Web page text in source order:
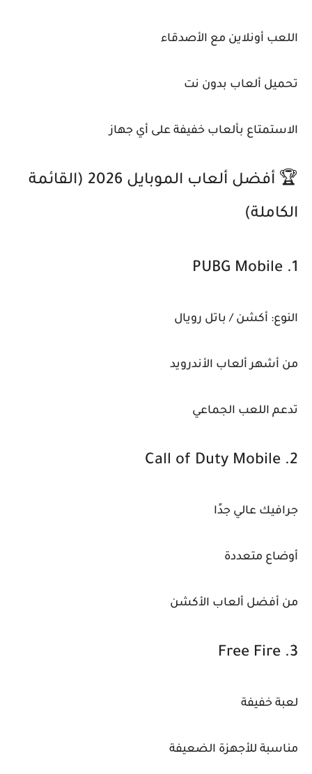
اللعب أونلاين مع الأصدقاء
تحميل ألعاب بدون نت
الاستمتاع بألعاب خفيفة على أي جهاز
🏆 أفضل ألعاب الموبايل 2026 (القائمة
الكاملة)
1. PUBG Mobile
النوع: أكشن / باتل رويال
من أشهر ألعاب الأندرويد
تدعم اللعب الجماعي
2. Call of Duty Mobile
جرافيك عالي جدًا
أوضاع متعددة
من أفضل ألعاب الأكشن
3. Free Fire
لعبة خفيفة
مناسبة للأجهزة الضعيفة